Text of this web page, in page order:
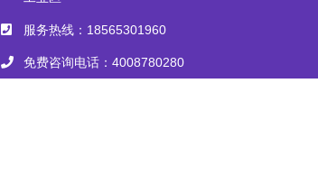
服务热线：18565301960
免费咨询电话：4008780280